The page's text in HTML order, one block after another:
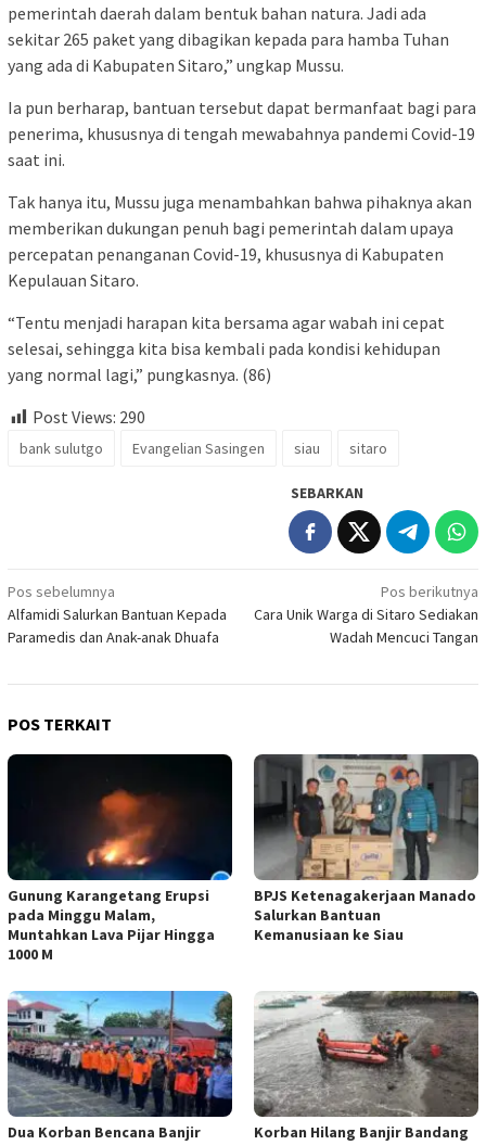
pemerintah daerah dalam bentuk bahan natura. Jadi ada
sekitar 265 paket yang dibagikan kepada para hamba Tuhan
yang ada di Kabupaten Sitaro,” ungkap Mussu.
Ia pun berharap, bantuan tersebut dapat bermanfaat bagi para
penerima, khususnya di tengah mewabahnya pandemi Covid-19
saat ini.
Tak hanya itu, Mussu juga menambahkan bahwa pihaknya akan
memberikan dukungan penuh bagi pemerintah dalam upaya
percepatan penanganan Covid-19, khususnya di Kabupaten
Kepulauan Sitaro.
“Tentu menjadi harapan kita bersama agar wabah ini cepat
selesai, sehingga kita bisa kembali pada kondisi kehidupan
yang normal lagi,” pungkasnya. (86)
Post Views: 290
bank sulutgo Evangelian Sasingen siau sitaro
SEBARKAN
Navigasi
pos
Pos sebelumnya
Alfamidi Salurkan Bantuan Kepada
Paramedis dan Anak-anak Dhuafa
Pos berikutnya
Cara Unik Warga di Sitaro Sediakan
Wadah Mencuci Tangan
POS TERKAIT
Gunung Karangetang Erupsi
pada Minggu Malam,
Muntahkan Lava Pijar Hingga
1000 M
BPJS Ketenagakerjaan Manado
Salurkan Bantuan
Kemanusiaan ke Siau
Dua Korban Bencana Banjir
Korban Hilang Banjir Bandang